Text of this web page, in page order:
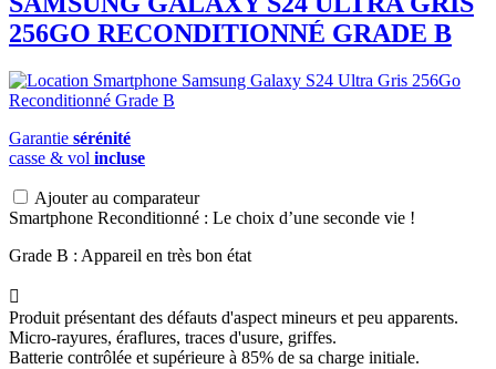
256GO RECONDITIONNÉ GRADE B
Garantie sérénité
casse & vol incluse
Ajouter au comparateur
Smartphone Reconditionné : Le choix d’une seconde vie !
Grade B : Appareil en très bon état

Produit présentant des défauts d'aspect mineurs et peu apparents.
Micro-rayures, éraflures, traces d'usure, griffes.
Batterie contrôlée et supérieure à 85% de sa charge initiale.